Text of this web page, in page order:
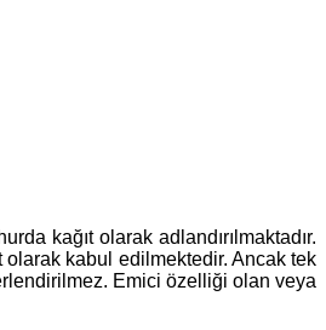
kağıt olarak adlandırılmaktadır.
olarak kabul edilmektedir. Ancak tek
Emici özelliği olan veya